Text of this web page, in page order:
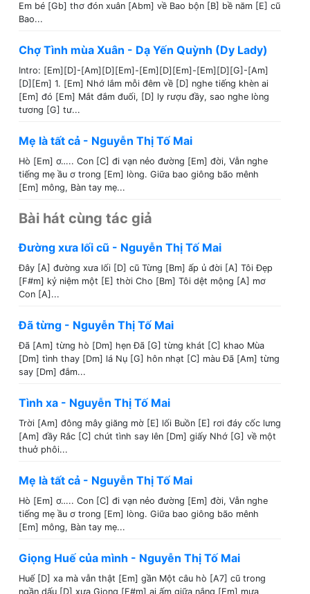
Em bé [Gb] thơ đón xuân [Abm] về Bao bộn [B] bề năm [E] cũ
Bao...
Chợ Tình mùa Xuân - Dạ Yến Quỳnh (Dy Lady)
Intro: [Em][D]-[Am][D][Em]-[Em][D][Em]-[Em][D][G]-[Am]
[D][Em] 1. [Em] Nhớ lắm mỗi đêm về [D] nghe tiếng khèn ai
[Em] đó [Em] Mắt đắm đuối, [D] ly rượu đầy, sao nghe lòng
tương [G] tư...
Mẹ là tất cả - Nguyễn Thị Tố Mai
Hò [Em] ơ….. Con [C] đi vạn nẻo đường [Em] đời, Vẫn nghe
tiếng mẹ ầu ơ trong [Em] lòng. Giữa bao giông bão mênh
[Em] mông, Bàn tay mẹ...
Bài hát cùng tác giả
Đường xưa lối cũ - Nguyễn Thị Tố Mai
Đây [A] đường xưa lối [D] cũ Từng [Bm] ấp ủ đời [A] Tôi Đẹp
[F#m] kỷ niệm một [E] thời Cho [Bm] Tôi dệt mộng [A] mơ
Con [A]...
Đã từng - Nguyễn Thị Tố Mai
Đã [Am] từng hò [Dm] hẹn Đã [G] từng khát [C] khao Mùa
[Dm] tình thay [Dm] lá Nụ [G] hôn nhạt [C] màu Đã [Am] từng
say [Dm] đắm...
Tình xa - Nguyễn Thị Tố Mai
Trời [Am] đông mây giăng mờ [E] lối Buồn [E] rơi đáy cốc lưng
[Am] đầy Rắc [C] chút tình say lên [Dm] giấy Nhớ [G] về một
thuở phôi...
Mẹ là tất cả - Nguyễn Thị Tố Mai
Hò [Em] ơ….. Con [C] đi vạn nẻo đường [Em] đời, Vẫn nghe
tiếng mẹ ầu ơ trong [Em] lòng. Giữa bao giông bão mênh
[Em] mông, Bàn tay mẹ...
Giọng Huế của mình - Nguyễn Thị Tố Mai
Huế [D] xa mà vẫn thật [Em] gần Một câu hò [A7] cũ trong
ngần dấu [D] xưa Giọng [F#m] ai ấm giữa nắng [Em] mưa